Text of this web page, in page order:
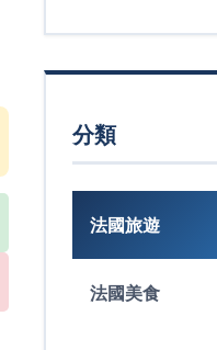
分類
法國旅遊
法國美食